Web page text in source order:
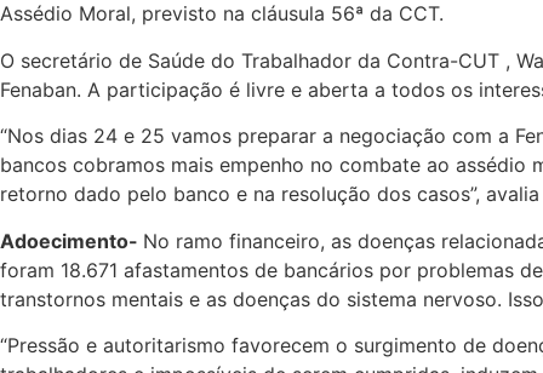
Assédio Moral, previsto na cláusula 56ª da CCT.
O secretário de Saúde do Trabalhador da Contra-CUT ,
Fenaban. A participação é livre e aberta a todos os
“Nos dias 24 e 25 vamos preparar a negociação com a
bancos cobramos mais empenho no combate ao assédio
retorno dado pelo banco e na resolução dos casos”,
Adoecimento- No ramo financeiro, as doenças
foram 18.671 afastamentos de bancários por problemas
transtornos mentais e as doenças do sistema nervoso.
“Pressão e autoritarismo favorecem o surgimento de